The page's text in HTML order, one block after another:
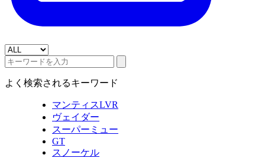
よく検索されるキーワード
マンティスLVR
ヴェイダー
スーパーミュー
GT
スノーケル